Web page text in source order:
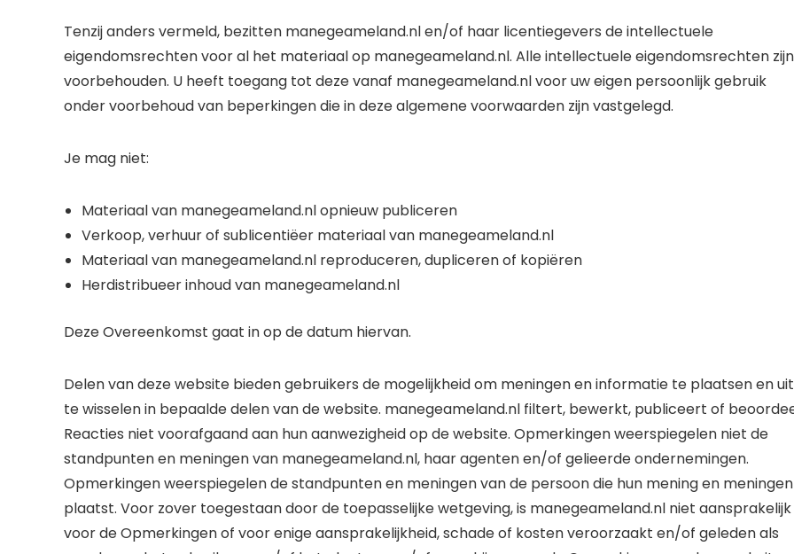
Tenzij anders vermeld, bezitten manegeameland.nl en/of haar licentiegevers de intellectuele
eigendomsrechten voor al het materiaal op manegeameland.nl. Alle intellectuele eigendomsrechten zijn
voorbehouden. U heeft toegang tot deze vanaf manegeameland.nl voor uw eigen persoonlijk gebruik
onder voorbehoud van beperkingen die in deze algemene voorwaarden zijn vastgelegd.
Je mag niet:
Materiaal van manegeameland.nl opnieuw publiceren
Verkoop, verhuur of sublicentiëer materiaal van manegeameland.nl
Materiaal van manegeameland.nl reproduceren, dupliceren of kopiëren
Herdistribueer inhoud van manegeameland.nl
Deze Overeenkomst gaat in op de datum hiervan.
Delen van deze website bieden gebruikers de mogelijkheid om meningen en informatie te plaatsen en uit
te wisselen in bepaalde delen van de website. manegeameland.nl filtert, bewerkt, publiceert of
Reacties niet voorafgaand aan hun aanwezigheid op de website. Opmerkingen weerspiegelen niet de
standpunten en meningen van manegeameland.nl, haar agenten en/of gelieerde ondernemingen.
Opmerkingen weerspiegelen de standpunten en meningen van de persoon die hun mening en meningen
plaatst. Voor zover toegestaan ​​door de toepasselijke wetgeving, is manegeameland.nl niet aansprakelijk
voor de Opmerkingen of voor enige aansprakelijkheid, schade of kosten veroorzaakt en/of geleden als